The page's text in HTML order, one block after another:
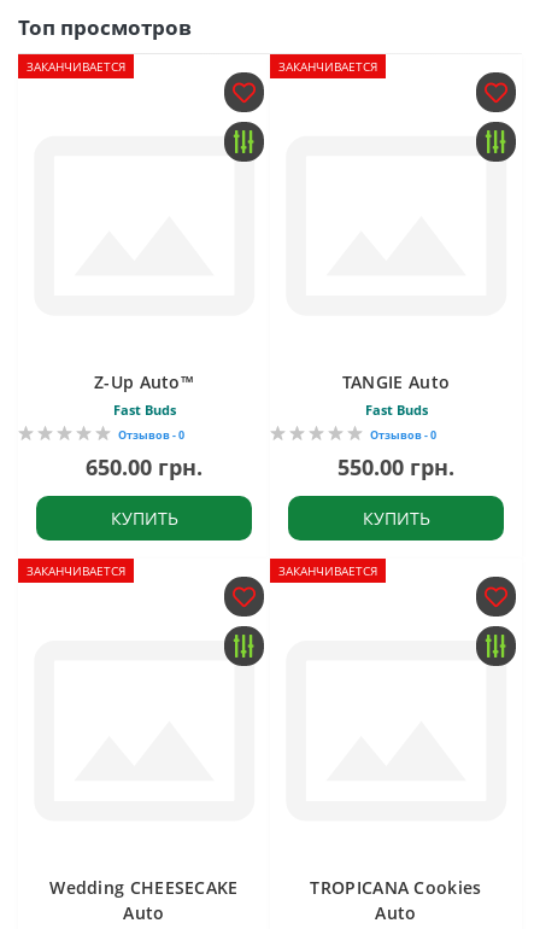
Топ просмотров
ЗАКАНЧИВАЕТСЯ
Z-Up Auto™
Fast Buds
Отзывов - 0
650.00 грн.
КУПИТЬ
ЗАКАНЧИВАЕТСЯ
TANGIE Auto
Fast Buds
Отзывов - 0
550.00 грн.
КУПИТЬ
ЗАКАНЧИВАЕТСЯ
Wedding CHEESECAKE
Auto
ЗАКАНЧИВАЕТСЯ
TROPICANA Cookies
Auto